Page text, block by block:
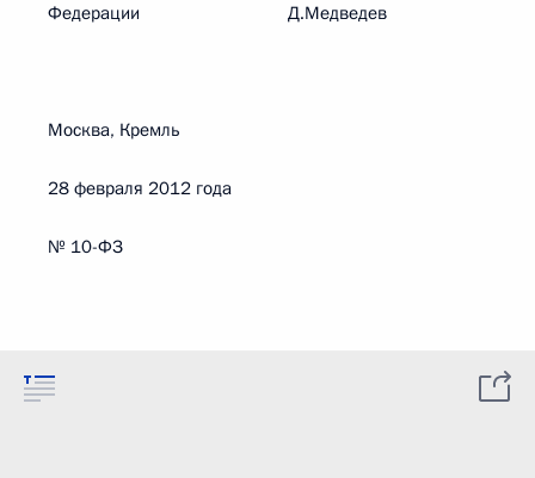
Федерации Д.Медведев
Москва, Кремль
28 февраля 2012 года
№ 10-ФЗ